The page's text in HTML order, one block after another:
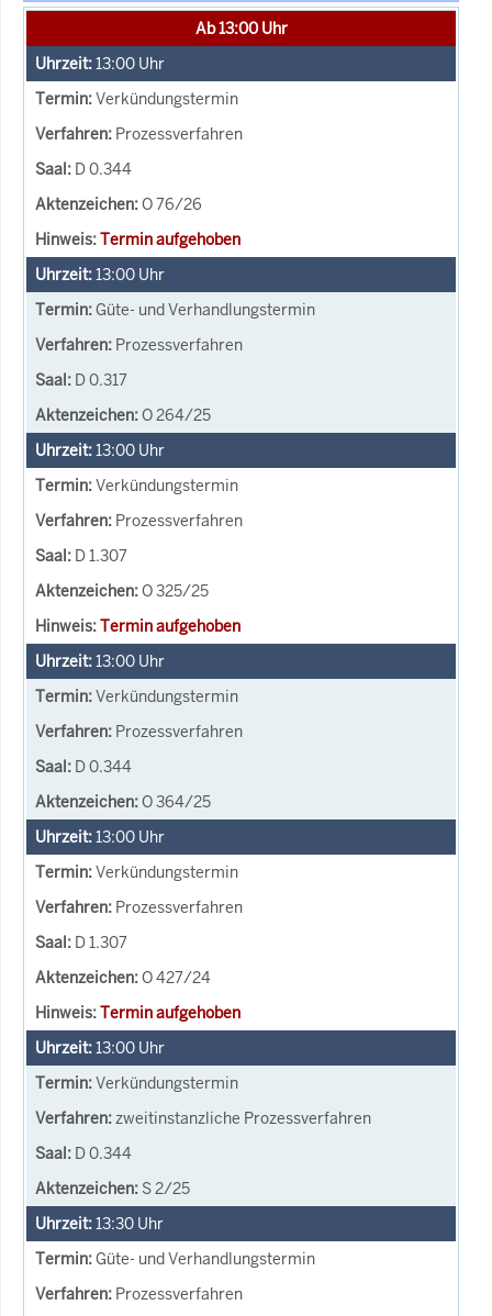
Ab 13:00 Uhr
13:00 Uhr
Verkündungstermin
Prozessverfahren
D 0.344
O 76/26
Termin aufgehoben
13:00 Uhr
Güte- und Verhandlungstermin
Prozessverfahren
D 0.317
O 264/25
13:00 Uhr
Verkündungstermin
Prozessverfahren
D 1.307
O 325/25
Termin aufgehoben
13:00 Uhr
Verkündungstermin
Prozessverfahren
D 0.344
O 364/25
13:00 Uhr
Verkündungstermin
Prozessverfahren
D 1.307
O 427/24
Termin aufgehoben
13:00 Uhr
Verkündungstermin
zweitinstanzliche Prozessverfahren
D 0.344
S 2/25
13:30 Uhr
Güte- und Verhandlungstermin
Prozessverfahren